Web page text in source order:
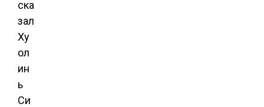
ска
зал
Ху
ол
ин
ь
Си